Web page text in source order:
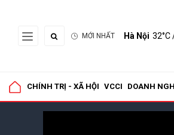
MỚI NHẤT Hà Nội 32°C
CHÍNH TRỊ - XÃ HỘI VCCI DOANH